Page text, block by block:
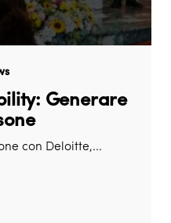
Generare
con Deloitte,...